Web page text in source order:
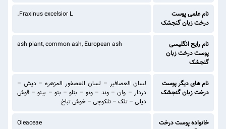
نام علمی پوست
درخت زبان گنجشک
.Fraxinus excelsior L
نام رایج انگلیسی
پوست درخت زبان
گنجشک
ash plant, common ash, European ash
نام های دیگر پوست
درخت زبان گنجشک
لسان العصافیر – لسان العصفور المزهره – دیش –
دردار – وان – وند – ونو – بناو – بنو – بینو – قوش
دیلی – تلک – تلکوچی – خوش تباخ
خانواده پوست درخت
Oleaceae